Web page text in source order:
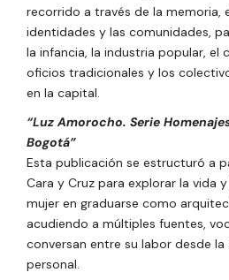
recorrido a través de la memoria,
identidades y las comunidades,
la infancia, la industria popular, el
oficios tradicionales y los
en la capital.
“Luz Amorocho. Serie
Bogotá”
Esta publicación se estructuró a
Cara y Cruz para explorar la vida
mujer en graduarse como
acudiendo a múltiples fuentes,
conversan entre su labor desde
personal.